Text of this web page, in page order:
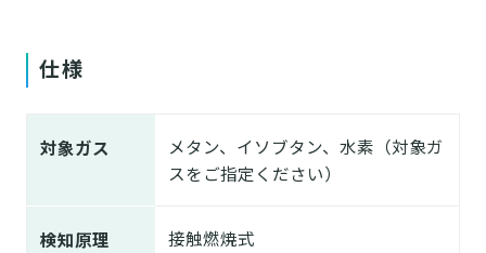
仕様
対象ガス
メタン、イソブタン、水素（対象ガ
スをご指定ください）
検知原理 接触燃焼式